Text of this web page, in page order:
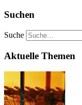
Suchen
Suche
Aktuelle Themen